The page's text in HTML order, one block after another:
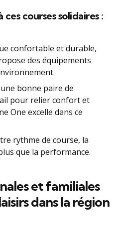
courses solidaires :
confortable et durable,
des équipements
bonne paire de
pour relier confort et
One excelle dans ce
rythme de course, la
que la performance.
et familiales
dans la région